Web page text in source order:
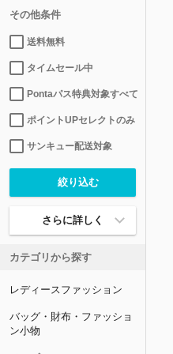
その他条件
送料無料
タイムセール中
Pontaパス特典対象すべて
ポイントUPセレクトのみ
サンキュー配送対象
さらに詳しく
カテゴリから探す
レディースファッション
バッグ・財布・ファッショ
ン小物